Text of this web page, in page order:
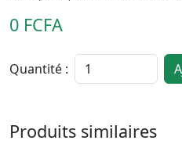
0 FCFA
Quantité :
Produits similaires